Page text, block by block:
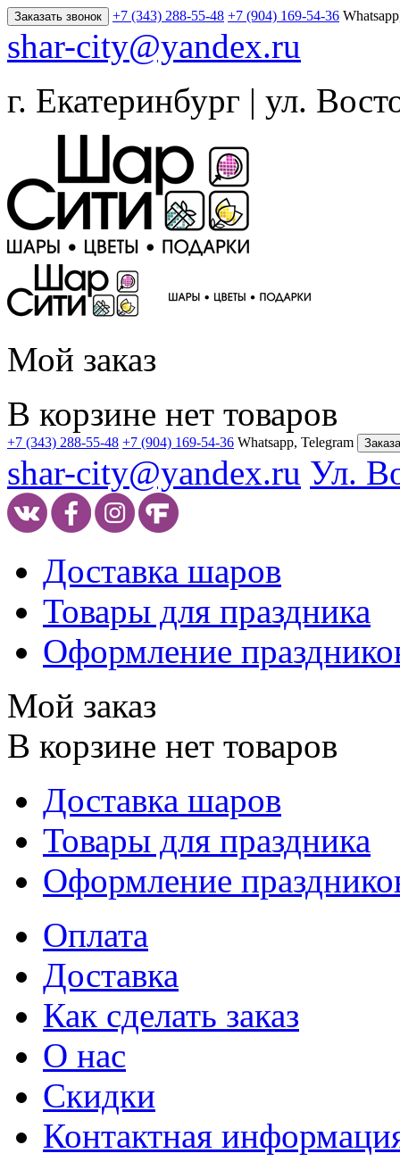
Заказать звонок +7 (343) 288-55-48 +7 (904) 169-54-36
shar-city@yandex.ru
г. Екатеринбург | ул.
Мой заказ
В корзине нет товаров
+7 (343) 288-55-48 +7 (904) 169-54-36 Whatsapp, Telegram
shar-city@yandex.ru Ул.
Доставка шаров
Товары для праздника
Оформление
Мой заказ
В корзине нет товаров
Доставка шаров
Товары для праздника
Оформление
Оплата
Доставка
Как сделать заказ
О нас
Скидки
Контактная